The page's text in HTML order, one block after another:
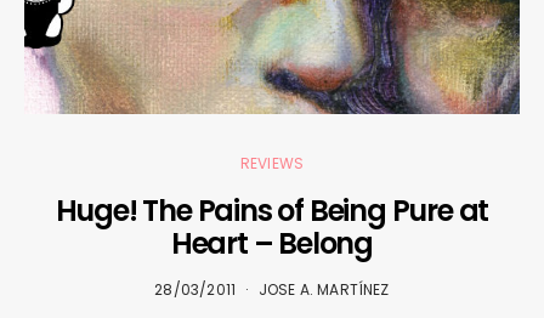
REVIEWS
Huge! The Pains of Being Pure at
Heart – Belong
28/03/2011 JOSE A. MARTÍNEZ